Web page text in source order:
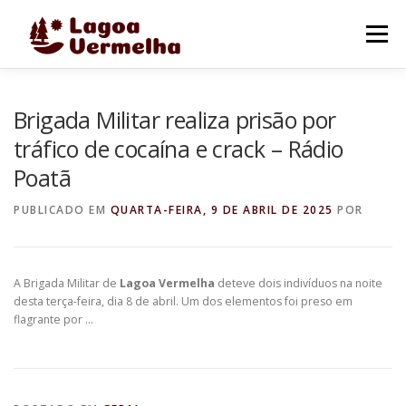
Menu
FALE CONOSCO
Brigada Militar realiza prisão por
tráfico de cocaína e crack – Rádio
Poatã
PUBLICADO EM QUARTA-FEIRA, 9 DE ABRIL DE 2025 POR
A Brigada Militar de Lagoa Vermelha deteve dois indivíduos na noite
desta terça-feira, dia 8 de abril. Um dos elementos foi preso em
flagrante por …